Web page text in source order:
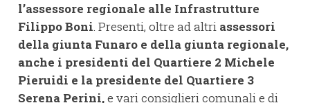
l’assessore regionale alle Infrastrutture
Filippo Boni. Presenti, oltre ad altri assessori
della giunta Funaro e della giunta regionale,
anche i presidenti del Quartiere 2 Michele
Pieruidi e la presidente del Quartiere 3
Serena Perini,e vari consiglieri comunali e di